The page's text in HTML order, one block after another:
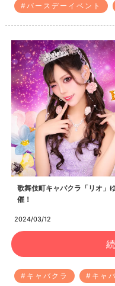
#バースデーイベント
2024/03/12
歌舞伎町キャバクラ「リオ」
催！
#キャバクラ #キャ